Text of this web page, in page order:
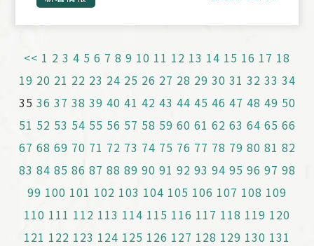
<< 1 2 3 4 5 6 7 8 9 10 11 12 13 14 15 16 17 18
19 20 21 22 23 24 25 26 27 28 29 30 31 32 33 34
35 36 37 38 39 40 41 42 43 44 45 46 47 48 49 50
51 52 53 54 55 56 57 58 59 60 61 62 63 64 65 66
67 68 69 70 71 72 73 74 75 76 77 78 79 80 81 82
83 84 85 86 87 88 89 90 91 92 93 94 95 96 97 98
99 100 101 102 103 104 105 106 107 108 109
110 111 112 113 114 115 116 117 118 119 120
121 122 123 124 125 126 127 128 129 130 131